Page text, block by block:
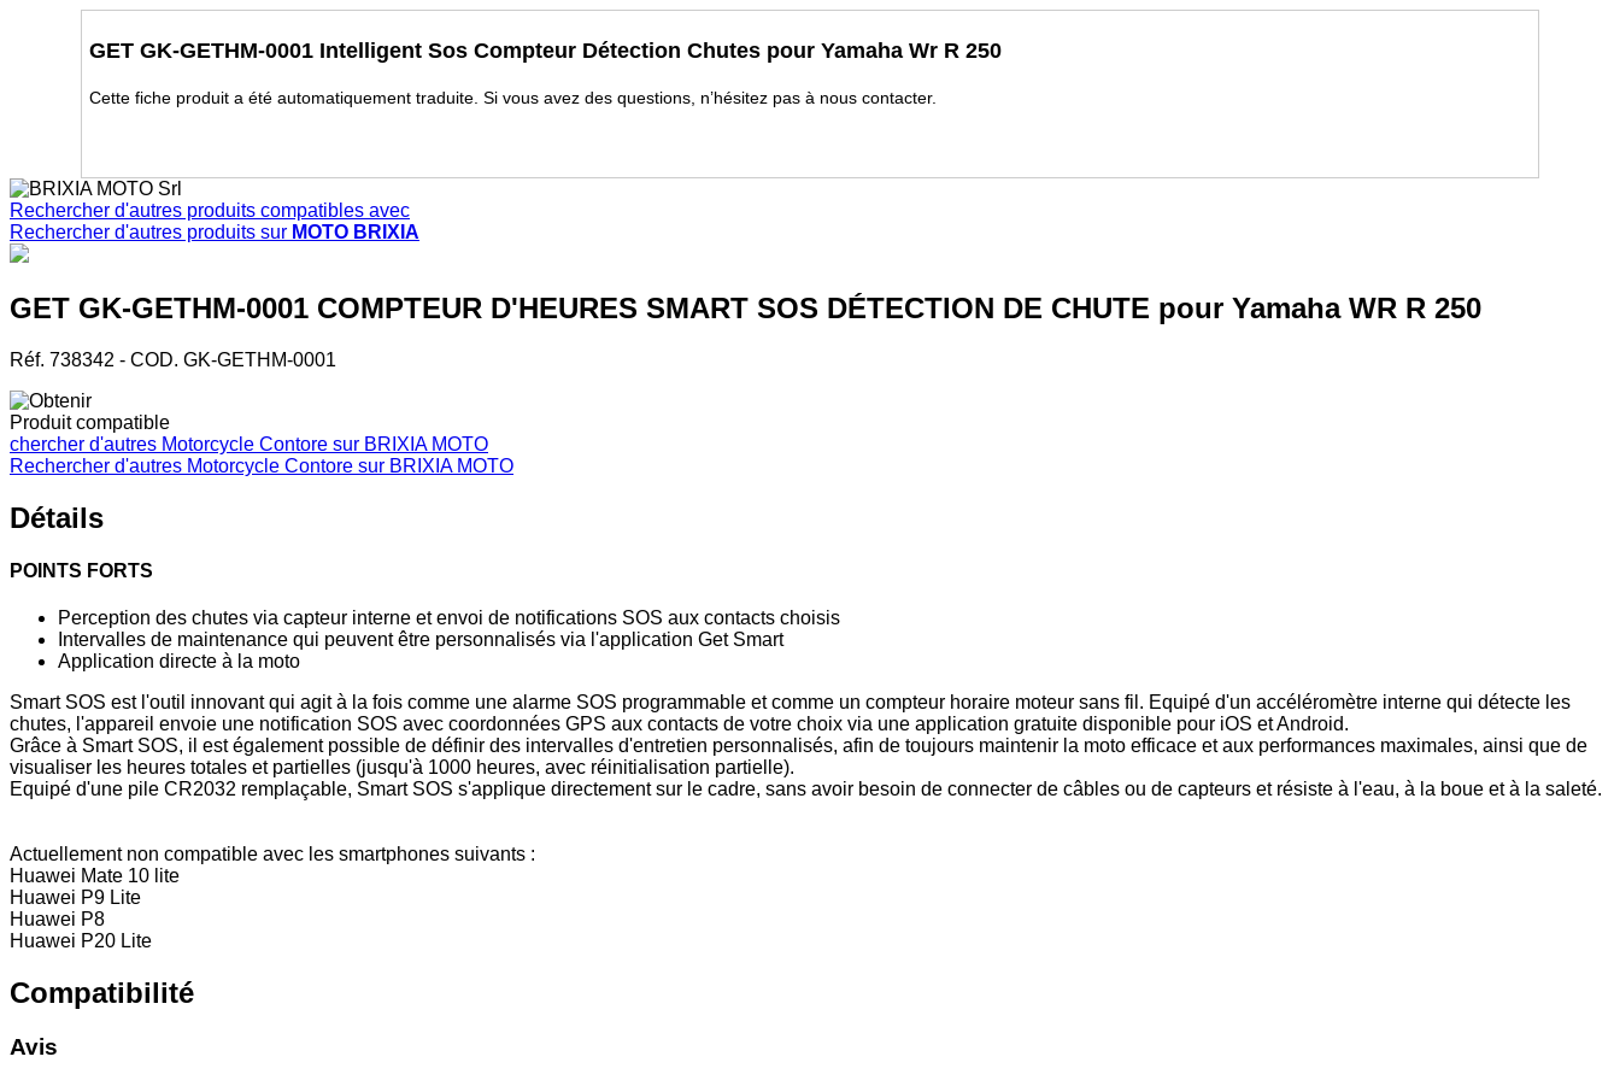
GET GK-GETHM-0001 Intelligent Sos Compteur Détection Chutes pour Yamaha Wr R 250
Cette fiche produit a été automatiquement traduite. Si vous avez des questions, n’hésitez pas à nous contacter.
Rechercher d'autres produits compatibles avec
Rechercher d'autres produits sur MOTO BRIXIA
GET GK-GETHM-0001 COMPTEUR D'HEURES SMART SOS DÉTECTION DE CHUTE pour Yamaha WR R 250
Réf. 738342 - COD. GK-GETHM-0001
Produit compatible
chercher d'autres Motorcycle Contore sur BRIXIA MOTO
Rechercher d'autres Motorcycle Contore sur BRIXIA MOTO
Détails
POINTS FORTS
Perception des chutes via capteur interne et envoi de notifications SOS aux contacts choisis
Intervalles de maintenance qui peuvent être personnalisés via l'application Get Smart
Application directe à la moto
Smart SOS est l'outil innovant qui agit à la fois comme une alarme SOS programmable et comme un compteur horaire moteur sans fil. Equipé d'un accéléromètre interne qui détecte les
chutes, l'appareil envoie une notification SOS avec coordonnées GPS aux contacts de votre choix via une application gratuite disponible pour iOS et Android.
Grâce à Smart SOS, il est également possible de définir des intervalles d'entretien personnalisés, afin de toujours maintenir la moto efficace et aux performances maximales, ainsi que de
visualiser les heures totales et partielles (jusqu'à 1000 heures, avec réinitialisation partielle).
Equipé d'une pile CR2032 remplaçable, Smart SOS s'applique directement sur le cadre, sans avoir besoin de connecter de câbles ou de capteurs et résiste à l'eau, à la boue et à la saleté.
Actuellement non compatible avec les smartphones suivants :
Huawei Mate 10 lite
Huawei P9 Lite
Huawei P8
Huawei P20 Lite
Compatibilité
Avis